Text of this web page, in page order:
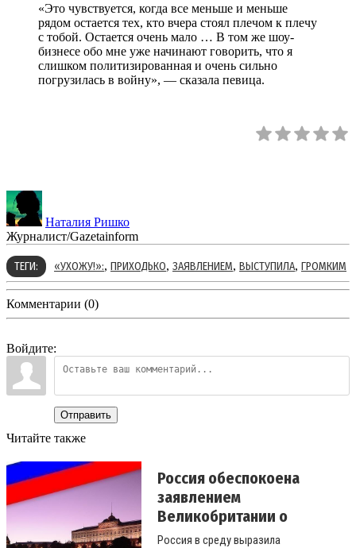
«Это чувствуется, когда все меньше и меньше
рядом остается тех, кто вчера стоял плечом к плечу
с тобой. Остается очень мало … В том же шоу-
бизнесе обо мне уже начинают говорить, что я
слишком политизированная и очень сильно
погрузилась в войну», — сказала певица.
Наталия Ришко
Журналист/Gazetainform
ТЕГИ: «УХОЖУ!»:, ПРИХОДЬКО, ЗАЯВЛЕНИЕМ, ВЫСТУПИЛА, ГРОМКИМ
Комментарии (0)
Войдите:
Отправить
Читайте также
Россия обеспокоена
заявлением
Великобритании о
навигации в Черном...
Россия в среду выразила